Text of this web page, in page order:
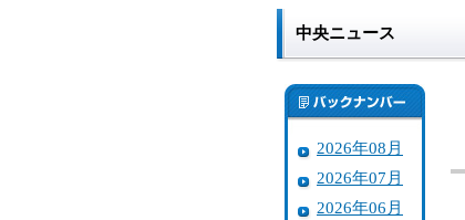
中央ニュース
2026年08月
2026年07月
2026年06月